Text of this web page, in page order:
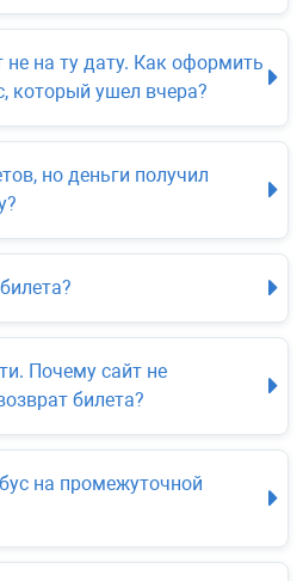
не на ту дату. Как оформить
который ушел вчера?
но деньги получил
Почему сайт не
билета?
на промежуточной